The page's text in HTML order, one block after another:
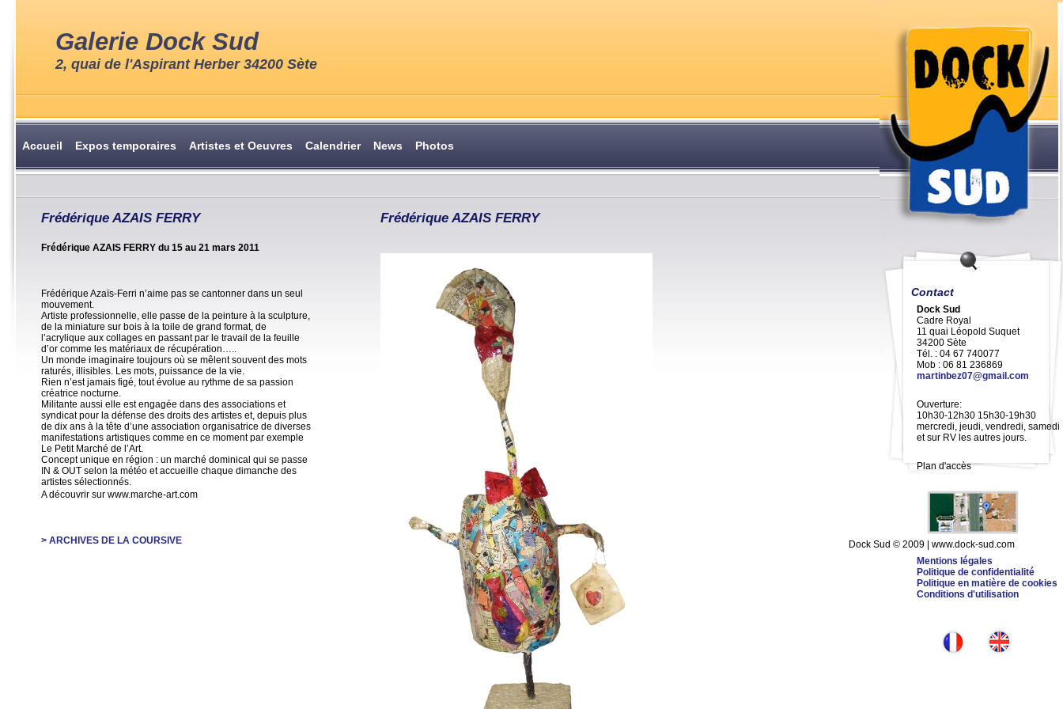
Galerie Dock Sud
2, quai de l'Aspirant Herber 34200 Sète
Accueil Expos temporaires Artistes et Oeuvres Calendrier News Photos
Frédérique AZAIS FERRY
Frédérique AZAIS FERRY du 15 au 21 mars 2011
Frédérique Azaïs-Ferri n’aime pas se cantonner dans un seul
mouvement.
Artiste professionnelle, elle passe de la peinture à la sculpture,
de la miniature sur bois à la toile de grand format, de
l’acrylique aux collages en passant par le travail de la feuille
d’or comme les matériaux de récupération…..
Un monde imaginaire toujours où se mêlent souvent des mots
raturés, illisibles. Les mots, puissance de la vie.
Rien n’est jamais figé, tout évolue au rythme de sa passion
créatrice nocturne.
Militante aussi elle est engagée dans des associations et
syndicat pour la défense des droits des artistes et, depuis plus
de dix ans à la tête d’une association organisatrice de diverses
manifestations artistiques comme en ce moment par exemple
Le Petit Marché de l’Art.
Concept unique en région : un marché dominical qui se passe
IN & OUT selon la météo et accueille chaque dimanche des
artistes sélectionnés.
A découvrir sur www.marche-art.com
> ARCHIVES DE LA COURSIVE
Frédérique AZAIS FERRY
Contact
Dock Sud
Cadre Royal
11 quai Léopold Suquet
34200 Sète
Tél. : 04 67 740077
Mob : 06 81 236869
martinbez07@gmail.com
Ouverture:
10h30-12h30 15h30-19h30
mercredi, jeudi, vendredi, samedi
et sur RV les autres jours.
Plan d'accès
Mentions légales
Politique de confidentialité
Politique en matière de cookies
Conditions d'utilisation
Dock Sud © 2009 | www.dock-sud.com